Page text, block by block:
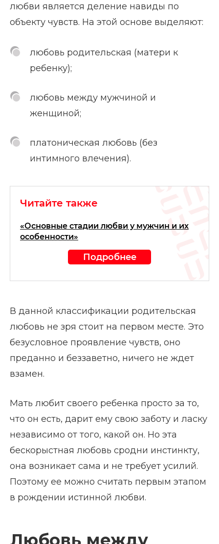
любви является деление навиды по
объекту чувств. На этой основе выделяют:
любовь родительская (матери к
ребенку);
любовь между мужчиной и
женщиной;
платоническая любовь (без
интимного влечения).
Читайте также
«Основные стадии любви у мужчин и их
особенности»
Подробнее
В данной классификации родительская
любовь не зря стоит на первом месте. Это
безусловное проявление чувств, оно
преданно и беззаветно, ничего не ждет
взамен.
Мать любит своего ребенка просто за то,
что он есть, дарит ему свою заботу и ласку
независимо от того, какой он. Но эта
бескорыстная любовь сродни инстинкту,
она возникает сама и не требует усилий.
Поэтому ее можно считать первым этапом
в рождении истинной любви.